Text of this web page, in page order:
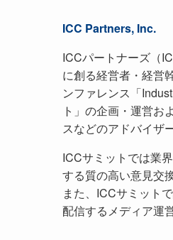
ICC Partners, Inc.
ICCパートナーズ（
に創る経営者・経営
ンファレンス「
ト」の企画・運営お
スなどのアドバイザ
ICCサミットでは業
する質の高い意見交
また、ICCサミット
配信するメディア運